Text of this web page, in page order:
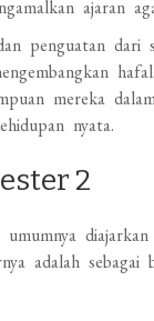
ajaran
penguatan dari
mereka
nyata.
2
adalah sebagai